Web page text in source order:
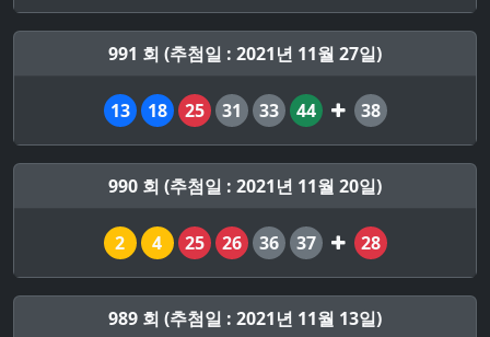
991 회 (추첨일 : 2021년 11월 27일)
13 18 25 31 33 44 38
990 회 (추첨일 : 2021년 11월 20일)
2 4 25 26 36 37 28
989 회 (추첨일 : 2021년 11월 13일)